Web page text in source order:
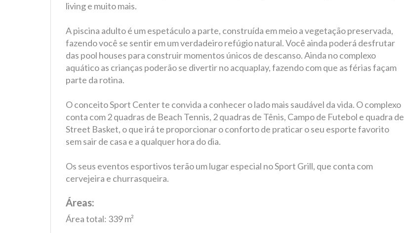
living e muito mais.
A piscina adulto é um espetáculo a parte, construída em meio a vegetação preservada,
fazendo você se sentir em um verdadeiro refúgio natural. Você ainda poderá desfrutar
das pool houses para construir momentos únicos de descanso. Ainda no complexo
aquático as crianças poderão se divertir no acquaplay, fazendo com que as férias façam
parte da rotina.
O conceito Sport Center te convida a conhecer o lado mais saudável da vida. O complexo
conta com 2 quadras de Beach Tennis, 2 quadras de Tênis, Campo de Futebol e quadra de
Street Basket, o que irá te proporcionar o conforto de praticar o seu esporte favorito
sem sair de casa e a qualquer hora do dia.
Os seus eventos esportivos terão um lugar especial no Sport Grill, que conta com
cervejeira e churrasqueira.
Áreas:
Área total: 339 m²